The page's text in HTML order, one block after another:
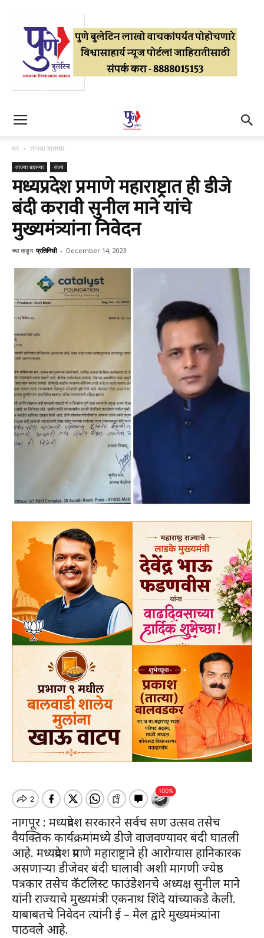
घर ताज्या बातम्या
ताज्या बातम्या राज्य
मध्यप्रदेश प्रमाणे महाराष्ट्रात ही डीजे
बंदी करावी सुनील माने यांचे
मुख्यमंत्र्यांना निवेदन
च्या कडून प्रतिनिधी - December 14, 2023
नागपूर : मध्यप्रदेश सरकारने सर्वच सण उत्सव तसेच
वैयक्तिक कार्यक्रमांमध्ये डीजे वाजवण्यावर बंदी घातली
आहे. मध्यप्रदेश प्रमाणे महाराष्ट्राने ही आरोग्यास हानिकारक
असणाऱ्या डीजेवर बंदी घालावी अशी मागणी ज्येष्ठ
पत्रकार तसेच कॅटलिस्ट फाउंडेशनचे अध्यक्ष सुनील माने
यांनी राज्याचे मुख्यमंत्री एकनाथ शिंदे यांच्याकडे केली.
याबाबतचे निवेदन त्यांनी ई – मेल द्वारे मुख्यमंत्र्यांना
पाठवले आहे.